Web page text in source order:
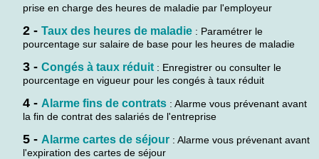
prise en charge des heures de maladie par l'employeur
2 - Taux des heures de maladie : Paramétrer le
pourcentage sur salaire de base pour les heures de maladie
3 - Congés à taux réduit : Enregistrer ou consulter le
pourcentage en vigueur pour les congés à taux réduit
4 - Alarme fins de contrats : Alarme vous prévenant avant
la fin de contrat des salariés de l'entreprise
5 - Alarme cartes de séjour : Alarme vous prévenant avant
l'expiration des cartes de séjour